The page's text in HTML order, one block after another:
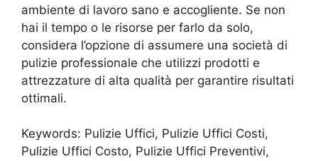
ambiente di lavoro sano e accogliente. Se non
hai il tempo o le risorse per farlo da solo,
considera l’opzione di assumere una società di
pulizie professionale che utilizzi prodotti e
attrezzature di alta qualità per garantire risultati
ottimali.
Keywords: Pulizie Uffici, Pulizie Uffici Costi,
Pulizie Uffici Costo, Pulizie Uffici Preventivi,